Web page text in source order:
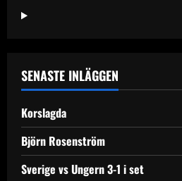
SENASTE INLÄGGEN
Korslagda
Björn Rosenström
Sverige vs Ungern 3-1 i set